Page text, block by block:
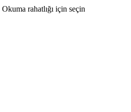
Okuma rahatlığı için seçin